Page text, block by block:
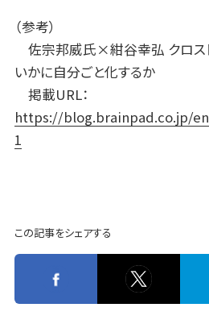
（参考）
佐宗邦威氏×紺谷幸弘 クロス
いかに自分ごと化するか
掲載URL：
https://blog.brainpad.co.jp/
1
この記事をシェアする